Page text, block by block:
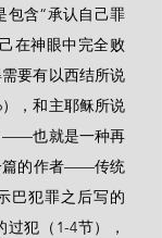
在神眼中完全败
要有以西结所说
，和主耶稣所说
——也就是一种再
篇的作者——传统
巴犯罪之后写的
犯（1-4节），